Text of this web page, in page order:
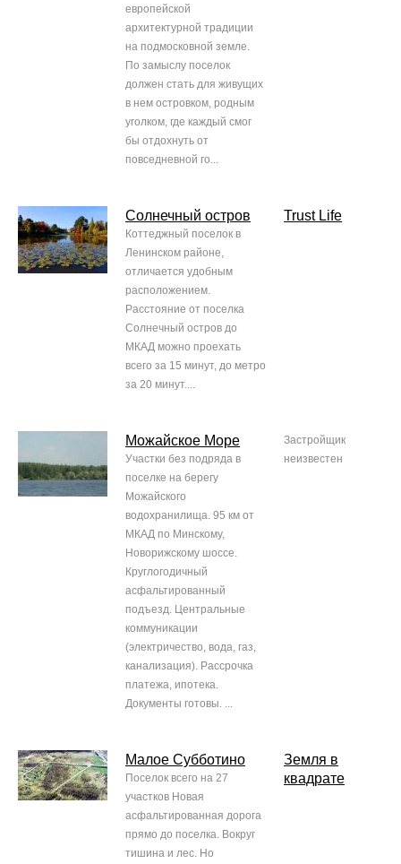
европейской
архитектурной традиции
на подмосковной земле.
По замыслу поселок
должен стать для живущих
в нем островком, родным
уголком, где каждый смог
бы отдохнуть от
повседневной го...
Солнечный остров
Коттеджный поселок в
Ленинском районе,
отличается удобным
расположением.
Расстояние от поселка
Солнечный остров до
МКАД можно проехать
всего за 15 минут, до метро
за 20 минут....
Trust Life
Можайское Море
Участки без подряда в
поселке на берегу
Можайского
водохранилища. 95 км от
МКАД по Минскому,
Новорижскому шоссе.
Круглогодичный
асфальтированный
подъезд. Центральные
коммуникации
(электричество, вода, газ,
канализация). Рассрочка
платежа, ипотека.
Документы готовы. ...
Застройщик
неизвестен
Малое Субботино
Поселок всего на 27
участков Новая
асфальтированная дорога
прямо до поселка. Вокруг
тишина и лес. Но
Земля в
квадрате